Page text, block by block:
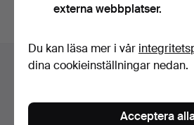
Sidfotsnavigation
Hjälp och kontakt
Alla auktionshus
externa webbplatser.
Du kan läsa mer i vår
dina cookieinställningar nedan.
Acceptera